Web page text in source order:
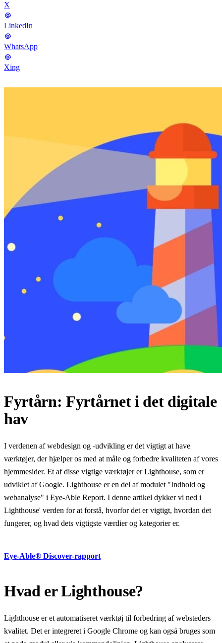
X
LinkedIn
WhatsApp
Xing
Fyrtårn: Fyrtårnet i det digitale
hav
I verdenen af webdesign og -udvikling er det vigtigt at have
værktøjer, der hjælper os med at måle og forbedre kvaliteten af vores
hjemmesider. Et af disse vigtige værktøjer er Lighthouse, som er
udviklet af Google. Lighthouse er en del af modulet "Indhold og
webanalyse" i Eye-Able Report. I denne artikel dykker vi ned i
Lighthouse' verden for at forstå, hvorfor det er vigtigt, hvordan det
fungerer, og hvad dets vigtigste værdier og kategorier er.
Eye-Able® Discover-rapport
Hvad er Lighthouse?
Lighthouse er et automatiseret værktøj til forbedring af websteders
kvalitet. Det er integreret i Google Chrome og kan også bruges som